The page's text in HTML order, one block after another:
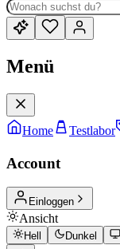
Menü
Home Testlabor
Account
Einloggen
Ansicht
Hell Dunkel